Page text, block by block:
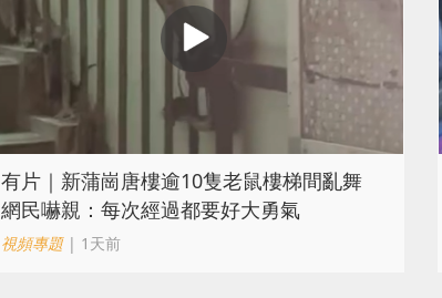
有片｜新蒲崗唐樓逾10隻老鼠樓梯間亂舞
網民嚇親：每次經過都要好大勇氣
視頻專題| 1天前